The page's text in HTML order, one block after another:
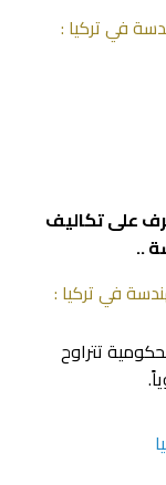
في تركيا :
على تكاليف
..
في تركيا :
تتراوح